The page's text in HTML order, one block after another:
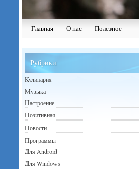
Главная О нас Полезное
Рубрики
Кулинария
Музыка
Настроение
Позитивная
Новости
Программы
Для Android
Для Windows